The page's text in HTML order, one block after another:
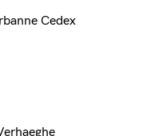
Cedex